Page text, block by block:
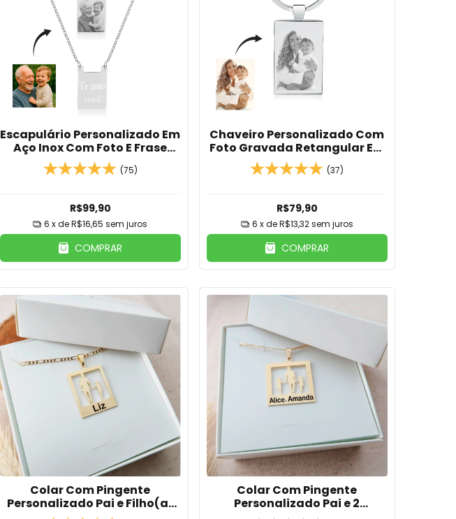
Escapulário Personalizado Em
Aço Inox Com Foto E Frase
Gravada
(75)
R$99,90
6 x deR$16,65 sem juros
COMPRAR
Chaveiro Personalizado Com
Foto Gravada Retangular Em
Aço Inox
(37)
R$79,90
6 x deR$13,32sem juros
COMPRAR
Colar Com Pingente
Personalizado Pai e Filho(a)
Colar Com Pingente
Personalizado Pai e 2